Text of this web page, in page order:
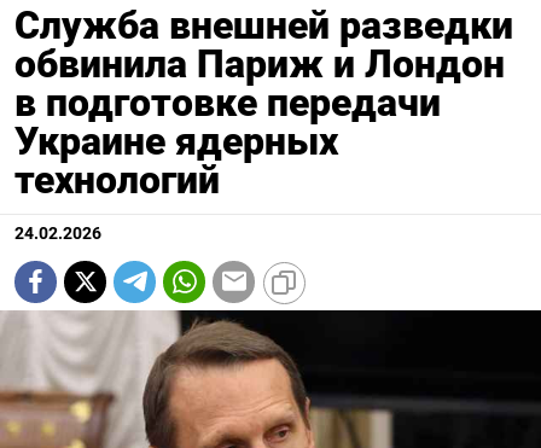
Служба внешней разведки
обвинила Париж и Лондон
в подготовке передачи
Украине ядерных
технологий
24.02.2026